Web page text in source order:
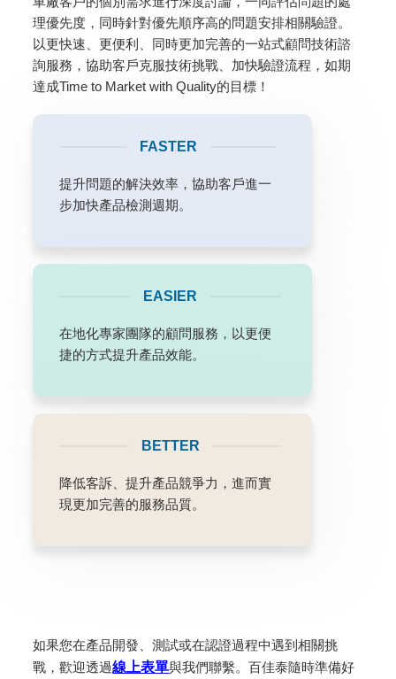
理優先度，同時針對優先順序高的問題安排相關驗證。
以更快速、更便利、同時更加完善的一站式顧問技術諮
詢服務，協助客戶克服技術挑戰、加快驗證流程，如期
達成Time to Market with Quality的目標！
FASTER
提升問題的解決效率，協助客戶進一
步加快產品檢測週期。
EASIER
在地化專家團隊的顧問服務，以更便
捷的方式提升產品效能。
BETTER
降低客訴、提升產品競爭力，進而實
現更加完善的服務品質。
如果您在產品開發、測試或在認證過程中遇到相關挑
戰，歡迎透過線上表單與我們聯繫。百佳泰隨時準備好